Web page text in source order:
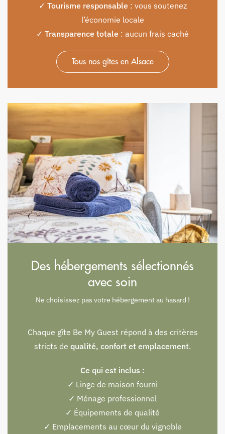
✓ Tourisme responsable: vous soutenez
l’économie locale
✓ Transparence totale : aucun frais caché
Tous nos gîtes en Alsace
Des hébergements sélectionnés
avec soin
Ne choisissez pas votre hébergement au hasard !
Chaque gîte Be My Guest répond à des critères
stricts de qualité, confort et emplacement.
Ce qui est inclus :
✓ Linge de maison fourni
✓ Ménage professionnel
✓ Équipements de qualité
✓ Emplacements au cœur du vignoble